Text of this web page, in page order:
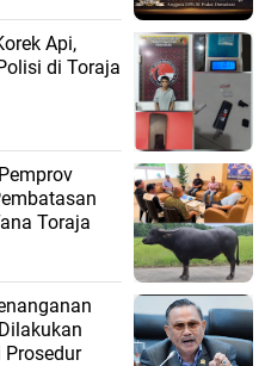
Api,
di Toraja
Toraja